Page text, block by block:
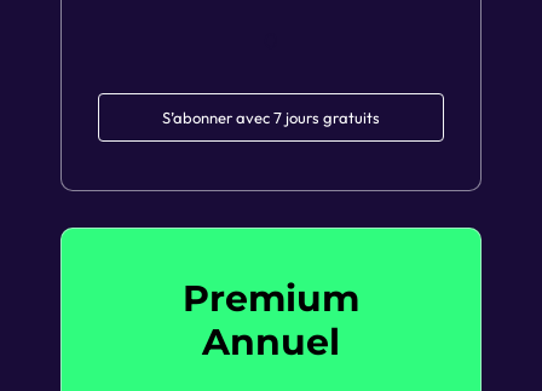
S’abonner avec 7 jours gratuits
Premium
Annuel